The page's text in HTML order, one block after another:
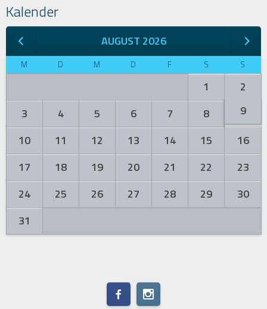
Kalender
AUGUST 2026
M D M D F S S
1
2
3
4 5 6 7 8
9
10
11 12 13 14 15
16
17
18 19 20 21 22
23
24
25 26 27 28 29
30
31